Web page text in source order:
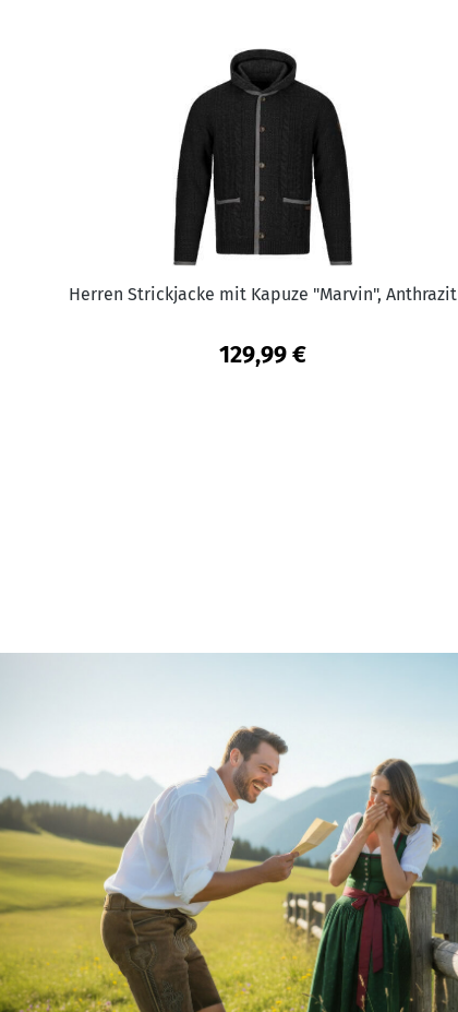
Herren Strickjacke mit Kapuze "Marvin", Anthrazit
129,99 €